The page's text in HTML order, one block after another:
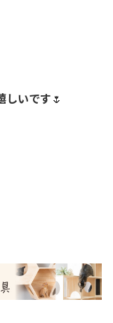
しいです🌷